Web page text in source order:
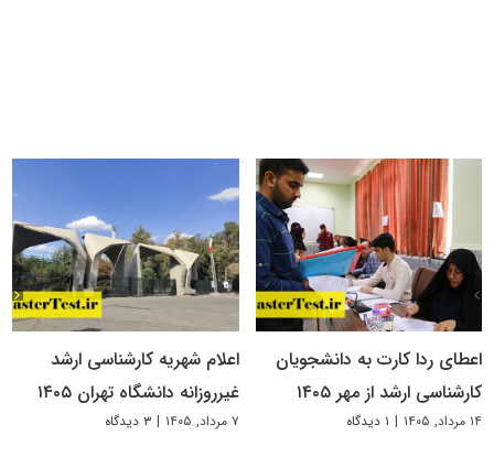
اعطای ردا کارت به دانشجویان
کارشناسی ارشد از مهر ۱۴۰۵
۱۴ مرداد, ۱۴۰۵ | ۱ دیدگاه
اعلام شهریه کارشناسی ارشد
غیرروزانه دانشگاه تهران ۱۴۰۵
۷ مرداد, ۱۴۰۵ | ۳ دیدگاه